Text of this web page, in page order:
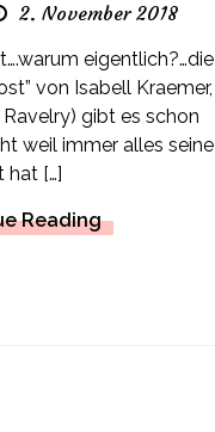
2. November 2018
eigentlich?…die
von Isabell Kraemer,
gibt es schon
weil immer alles seine
hat […]
Reading